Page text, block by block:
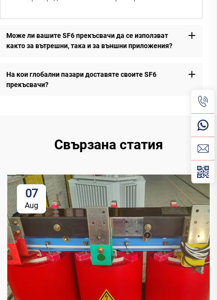
Може ли вашите SF6 прекъсвачи да се използват
както за вътрешни, така и за външни приложения?
На кои глобални пазари доставяте своите SF6
прекъсвачи?
Свързана статия
07
Aug